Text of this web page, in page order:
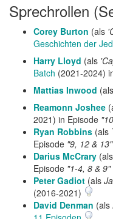
Sprechrollen
Corey Burton (als
Geschichten der
Harry Lloyd (als
Batch (2021-2024)
Mattias Inwood (als
Reamonn Joshee
2021) in Episode
Ryan Robbins (als
Episode "9, 12 & 13"
Darius McCrary (als
Episode "1-4, 8 & 9"
Peter Gadiot (als
(2016-2021)
David Denman (als